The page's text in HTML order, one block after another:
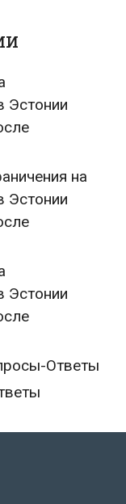
Эстонии
на
Эстонии
Эстонии
Ответы